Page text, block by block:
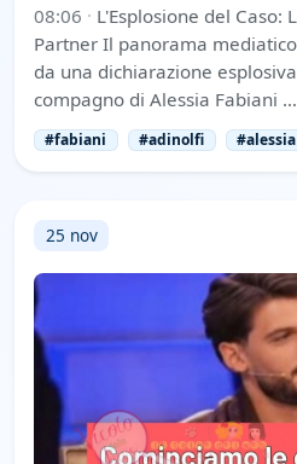
08:06 · L'Esplosione del Caso:
Partner Il panorama
da una dichiarazione
compagno di Alessia Fabiani …
#fabiani #adinolfi #alessia
25 nov